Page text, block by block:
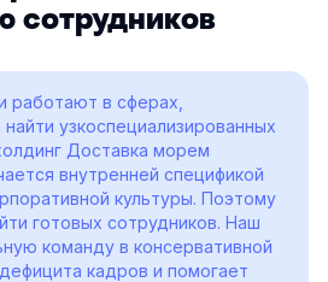
сотрудников
работают в сферах,
узкоспециализированных
Доставка морем
внутренней спецификой
культуры. Поэтому
готовых сотрудников. Наш
команду в консервативной
кадров и помогает